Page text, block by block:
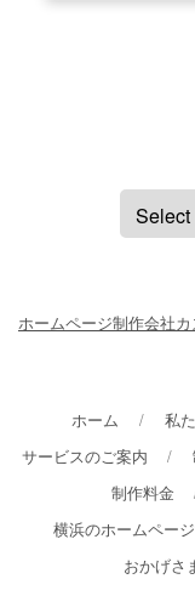
ホームページ制作会社
ホーム 私
サービスのご案内
制作料金
横浜のホームペー
おかげさ